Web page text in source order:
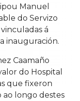
Manuel
do Servizo
á
inauguración.
Caamaño
do Hospital
que fixeron
ao longo destes